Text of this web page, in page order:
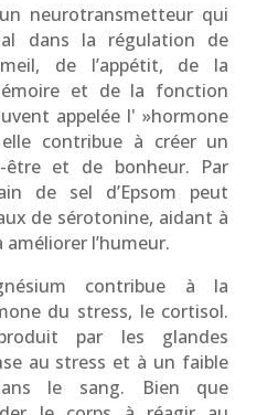
neurotransmetteur qui
dans la régulation de
de l’appétit, de la
et de la fonction
appelée l' »hormone
contribue à créer un
être et de bonheur. Par
de sel d’Epsom peut
de sérotonine, aidant à
l’humeur.
contribue à la
du stress, le cortisol.
par les glandes
au stress et à un faible
le sang. Bien que